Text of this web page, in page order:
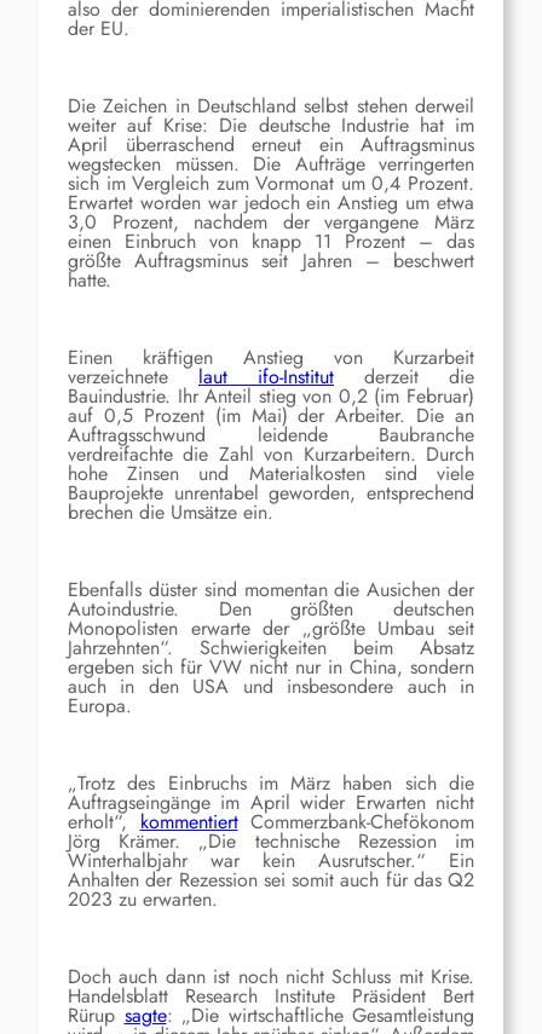
also der dominierenden imperialistischen Macht
der EU.
Die Zeichen in Deutschland selbst stehen derweil
weiter auf Krise: Die deutsche Industrie hat im
April überraschend erneut ein Auftragsminus
wegstecken müssen. Die Aufträge verringerten
sich im Vergleich zum Vormonat um 0,4 Prozent.
Erwartet worden war jedoch ein Anstieg um etwa
3,0 Prozent, nachdem der vergangene März
einen Einbruch von knapp 11 Prozent – das
größte Auftragsminus seit Jahren – beschwert
hatte.
Einen kräftigen Anstieg von Kurzarbeit
verzeichnete laut ifo-Institut derzeit die
Bauindustrie. Ihr Anteil stieg von 0,2 (im Februar)
auf 0,5 Prozent (im Mai) der Arbeiter. Die an
Auftragsschwund leidende Baubranche
verdreifachte die Zahl von Kurzarbeitern. Durch
hohe Zinsen und Materialkosten sind viele
Bauprojekte unrentabel geworden, entsprechend
brechen die Umsätze ein.
Ebenfalls düster sind momentan die Ausichen der
Autoindustrie. Den größten deutschen
Monopolisten erwarte der „größte Umbau seit
Jahrzehnten“. Schwierigkeiten beim Absatz
ergeben sich für VW nicht nur in China, sondern
auch in den USA und insbesondere auch in
Europa.
„Trotz des Einbruchs im März haben sich die
Auftragseingänge im April wider Erwarten nicht
erholt“, kommentiertCommerzbank-Chefökonom
Jörg Krämer. „Die technische Rezession im
Winterhalbjahr war kein Ausrutscher.“ Ein
Anhalten der Rezession sei somit auch für das Q2
2023 zu erwarten.
Doch auch dann ist noch nicht Schluss mit Krise.
Handelsblatt Research Institute Präsident Bert
Rürup sagte: „Die wirtschaftliche Gesamtleistung